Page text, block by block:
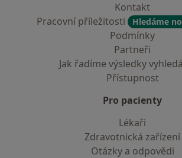
Kontakt
Pracovní příležitosti
Hledáme
Podmínky
Partneři
Jak řadíme výsledky
Přístupnost
Pro pacienty
Lékaři
Zdravotnická zařízení
Otázky a odpovědi